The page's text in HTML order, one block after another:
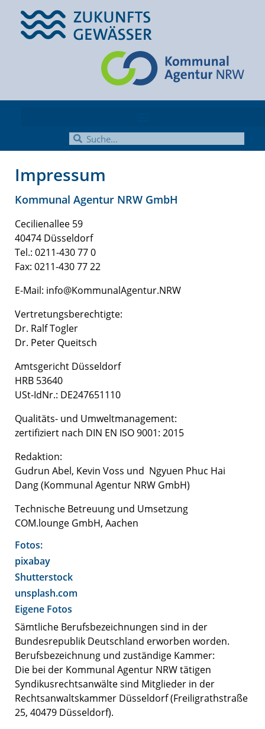
Impressum
Kommunal Agentur NRW GmbH
Cecilienallee 59
40474 Düsseldorf
Tel.: 0211-430 77 0
Fax: 0211-430 77 22
E-Mail: info@KommunalAgentur.NRW
Vertretungsberechtigte:
Dr. Ralf Togler
Dr. Peter Queitsch
Amtsgericht Düsseldorf
HRB 53640
USt-IdNr.: DE247651110
Qualitäts- und Umweltmanagement:
zertifiziert nach DIN EN ISO 9001: 2015
Redaktion:
Gudrun Abel, Kevin Voss und Ngyuen Phuc Hai
Dang (Kommunal Agentur NRW GmbH)
Technische Betreuung und Umsetzung
COM.lounge GmbH, Aachen
Fotos:
pixabay
Shutterstock
unsplash.com
Eigene Fotos
Sämtliche Berufsbezeichnungen sind in der
Bundesrepublik Deutschland erworben worden.
Berufsbezeichnung und zuständige Kammer:
Die bei der Kommunal Agentur NRW tätigen
Syndikusrechtsanwälte sind Mitglieder in der
Rechtsanwaltskammer Düsseldorf (Freiligrathstraße
25, 40479 Düsseldorf).